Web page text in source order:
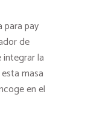
para pay
de
la
masa
en el